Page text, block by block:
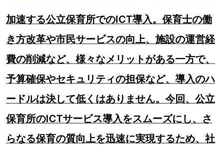
加速する公立保育所でのICT導入。保育士の働
き方改革や市民サービスの向上、施設の運営経
費の削減など、様々なメリットがある一方で、
予算確保やセキュリティの担保など、導入のハ
ードルは決して低くはありません。今回、公立
保育所のICTサービス導入をスムーズにし、さ
らなる保育の質向上を迅速に実現するため、社